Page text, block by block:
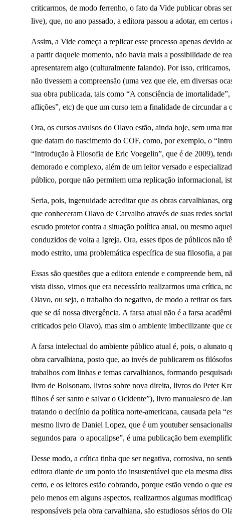
criticarmos, de modo ferrenho, o fato da Vide publicar obras
live), que, no ano passado, a editora passou a adotar, em certos
Assim, a Vide começa a replicar esse processo apenas devido
a partir daquele momento, não havia mais a possibilidade de
apresentarem algo (culturalmente falando). Por isso,
não tivessem a compreensão (uma vez que ele, em diversas
sua obra publicada, tais como “A consciência de
aflições”, etc) de que um curso tem a finalidade de circundar a
Ora, os cursos avulsos do Olavo estão, ainda hoje, sem uma
que datam do nascimento do COF, como, por exemplo, o
“Introdução à Filosofia de Eric Voegelin”, que é de 2009),
demorado e complexo, além de um leitor versado e
público, porque não permitem uma replicação informacional,
Seria, pois, ingenuidade acreditar que as obras carvalhianas,
que conheceram Olavo de Carvalho através de suas redes
escudo protetor contra a situação política atual, ou mesmo
conduzidos de volta a Igreja. Ora, esses tipos de públicos não
modo estrito, uma problemática específica de sua filosofia, a
Essas são questões que a editora entende e compreende bem,
vista disso, vimos que era necessário realizarmos uma crítica,
Olavo, ou seja, o trabalho do negativo, de modo a retirar os
que se dá nossa divergência. A farsa atual não é a farsa
criticados pelo Olavo), mas sim o ambiente imbecilizante que
A farsa intelectual do ambiente público atual é, pois, o alunato
obra carvalhiana, posto que, ao invés de publicarem os
trabalhos com linhas e temas carvalhianos, formando
livro de Bolsonaro, livros sobre nova direita, livros do Peter
filhos é ser santo e salvar o Ocidente”), livro manualesco de
tratando o declínio da política norte-americana, causada pela
mesmo livro de Daniel Lopez, que é um youtuber
segundos para o apocalipse”, é uma publicação bem
Desse modo, a crítica tinha que ser negativa, corrosiva, no
editora diante de um ponto tão insustentável que ela mesma
certo, e os leitores estão cobrando, porque estão vendo o que
pelo menos em alguns aspectos, realizarmos algumas
responsáveis pela obra carvalhiana, são estudiosos sérios do